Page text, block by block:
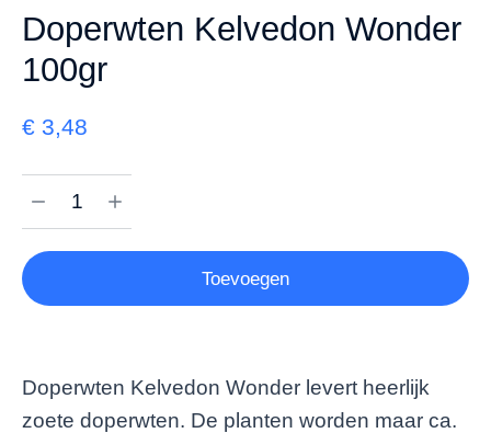
Doperwten Kelvedon Wonder
100gr
€ 3,48
Toevoegen
Doperwten Kelvedon Wonder levert heerlijk
zoete doperwten. De planten worden maar ca.